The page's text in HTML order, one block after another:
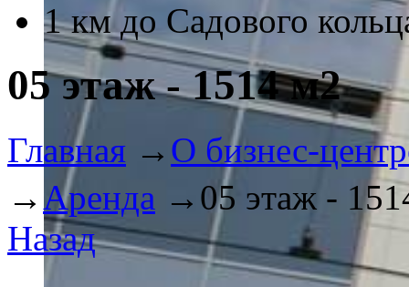
1 км до Садового
05 этаж - 1514 м2
Главная → О бизнес-
→ Аренда → 05 этаж -
Назад